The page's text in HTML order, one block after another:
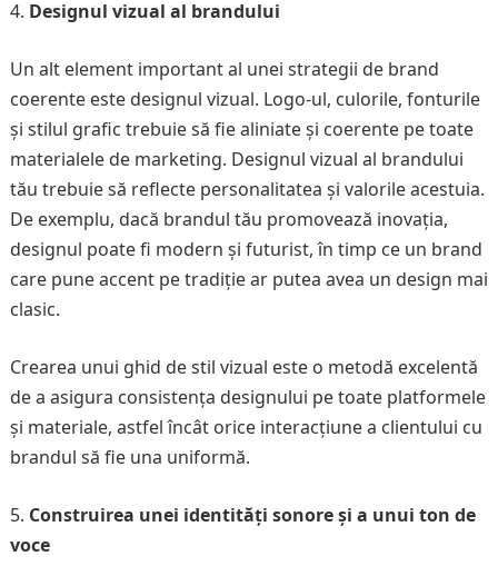
Designul vizual al brandului
Un alt element important al unei strategii de brand
coerente este designul vizual. Logo-ul, culorile, fonturile
și stilul grafic trebuie să fie aliniate și coerente pe toate
materialele de marketing. Designul vizual al brandului
tău trebuie să reflecte personalitatea și valorile acestuia.
De exemplu, dacă brandul tău promovează inovația,
designul poate fi modern și futurist, în timp ce un brand
care pune accent pe tradiție ar putea avea un design mai
clasic.
Crearea unui ghid de stil vizual este o metodă excelentă
de a asigura consistența designului pe toate platformele
și materiale, astfel încât orice interacțiune a clientului cu
brandul să fie una uniformă.
Construirea unei identități sonore și a unui ton de
voce